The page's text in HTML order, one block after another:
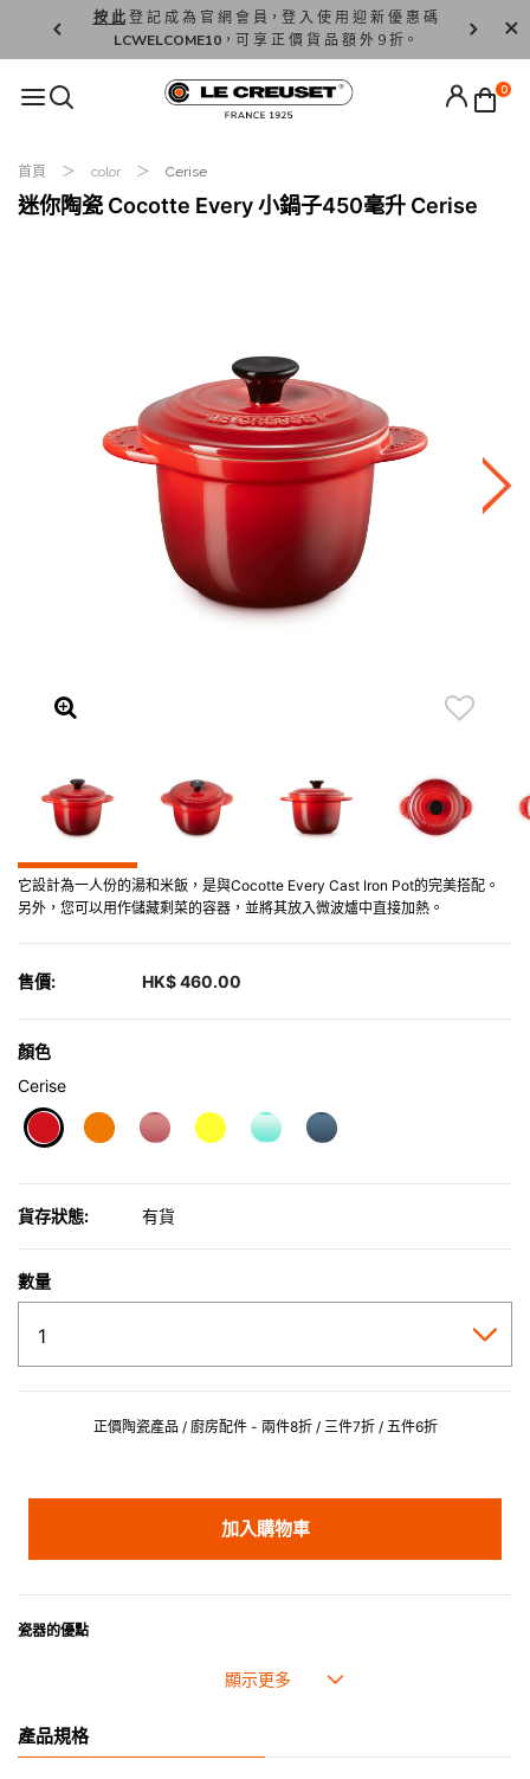
按 此登 記 成 為 官 網 會 員，登 入 使 用 迎 新 優 惠 碼
LCWELCOME10，可 享 正 價 貨 品 額 外 9 折。
香 港 / 澳
0
首頁 color Cerise
迷你陶瓷 Cocotte Every 小鍋子450毫升 Cerise
它設計為一人份的湯和米飯，是與Cocotte Every Cast Iron Pot的完美搭配。
另外，您可以用作儲藏剩菜的容器，並將其放入微波爐中直接加熱。
售價: HK$ 460.00
顏色
Cerise
貨存狀態: 有貨
數量
正價陶瓷產品 / 廚房配件 - 兩件8折 / 三件7折 / 五件6折
加入購物車
瓷器的優點
• 耐熱性極佳，適用於微波爐，也可放入焗爐，耐熱程度高達260℃。
• 可用於洗碗機。
產品規格